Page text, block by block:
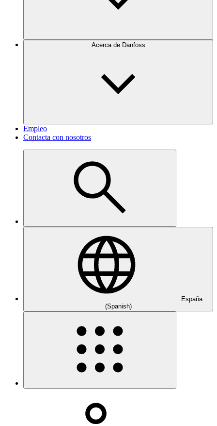
Acerca de Danfoss
Empleo
Contacta con nosotros
España
(Spanish)